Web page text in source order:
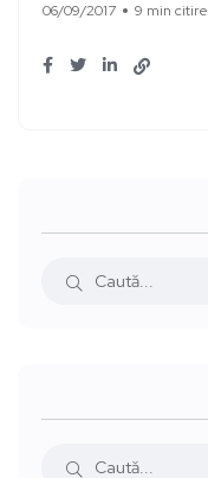
06/09/2017 9 min citire